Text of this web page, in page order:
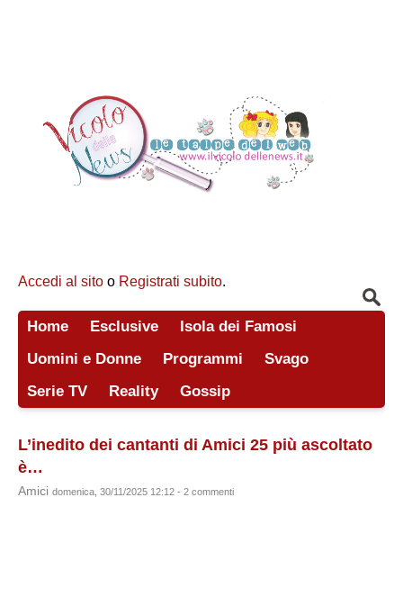
Accedi al sito o Registrati subito.
Home Esclusive
Isola dei Famosi
Uomini e Donne
Programmi
Svago
Serie TV
Reality Gossip
L’inedito dei cantanti di Amici 25 più ascoltato
è…
Amici domenica, 30/11/2025 12:12 - 2 commenti